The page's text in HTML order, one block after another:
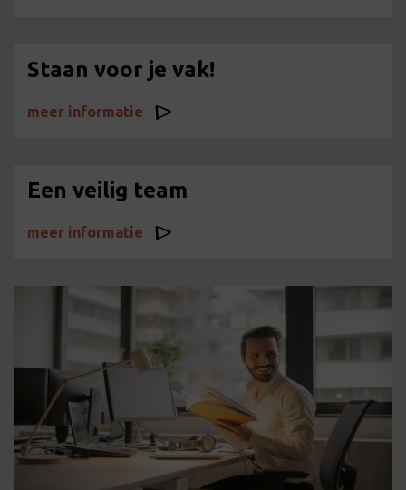
Staan voor je vak!
meer informatie
Een veilig team
meer informatie